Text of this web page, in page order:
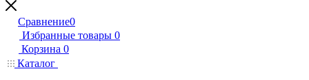
Сравнение0
Избранные товары 0
Корзина 0
Каталог